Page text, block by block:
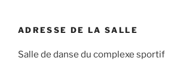
ADRESSE DE LA SALLE
Salle de danse du complexe sportif